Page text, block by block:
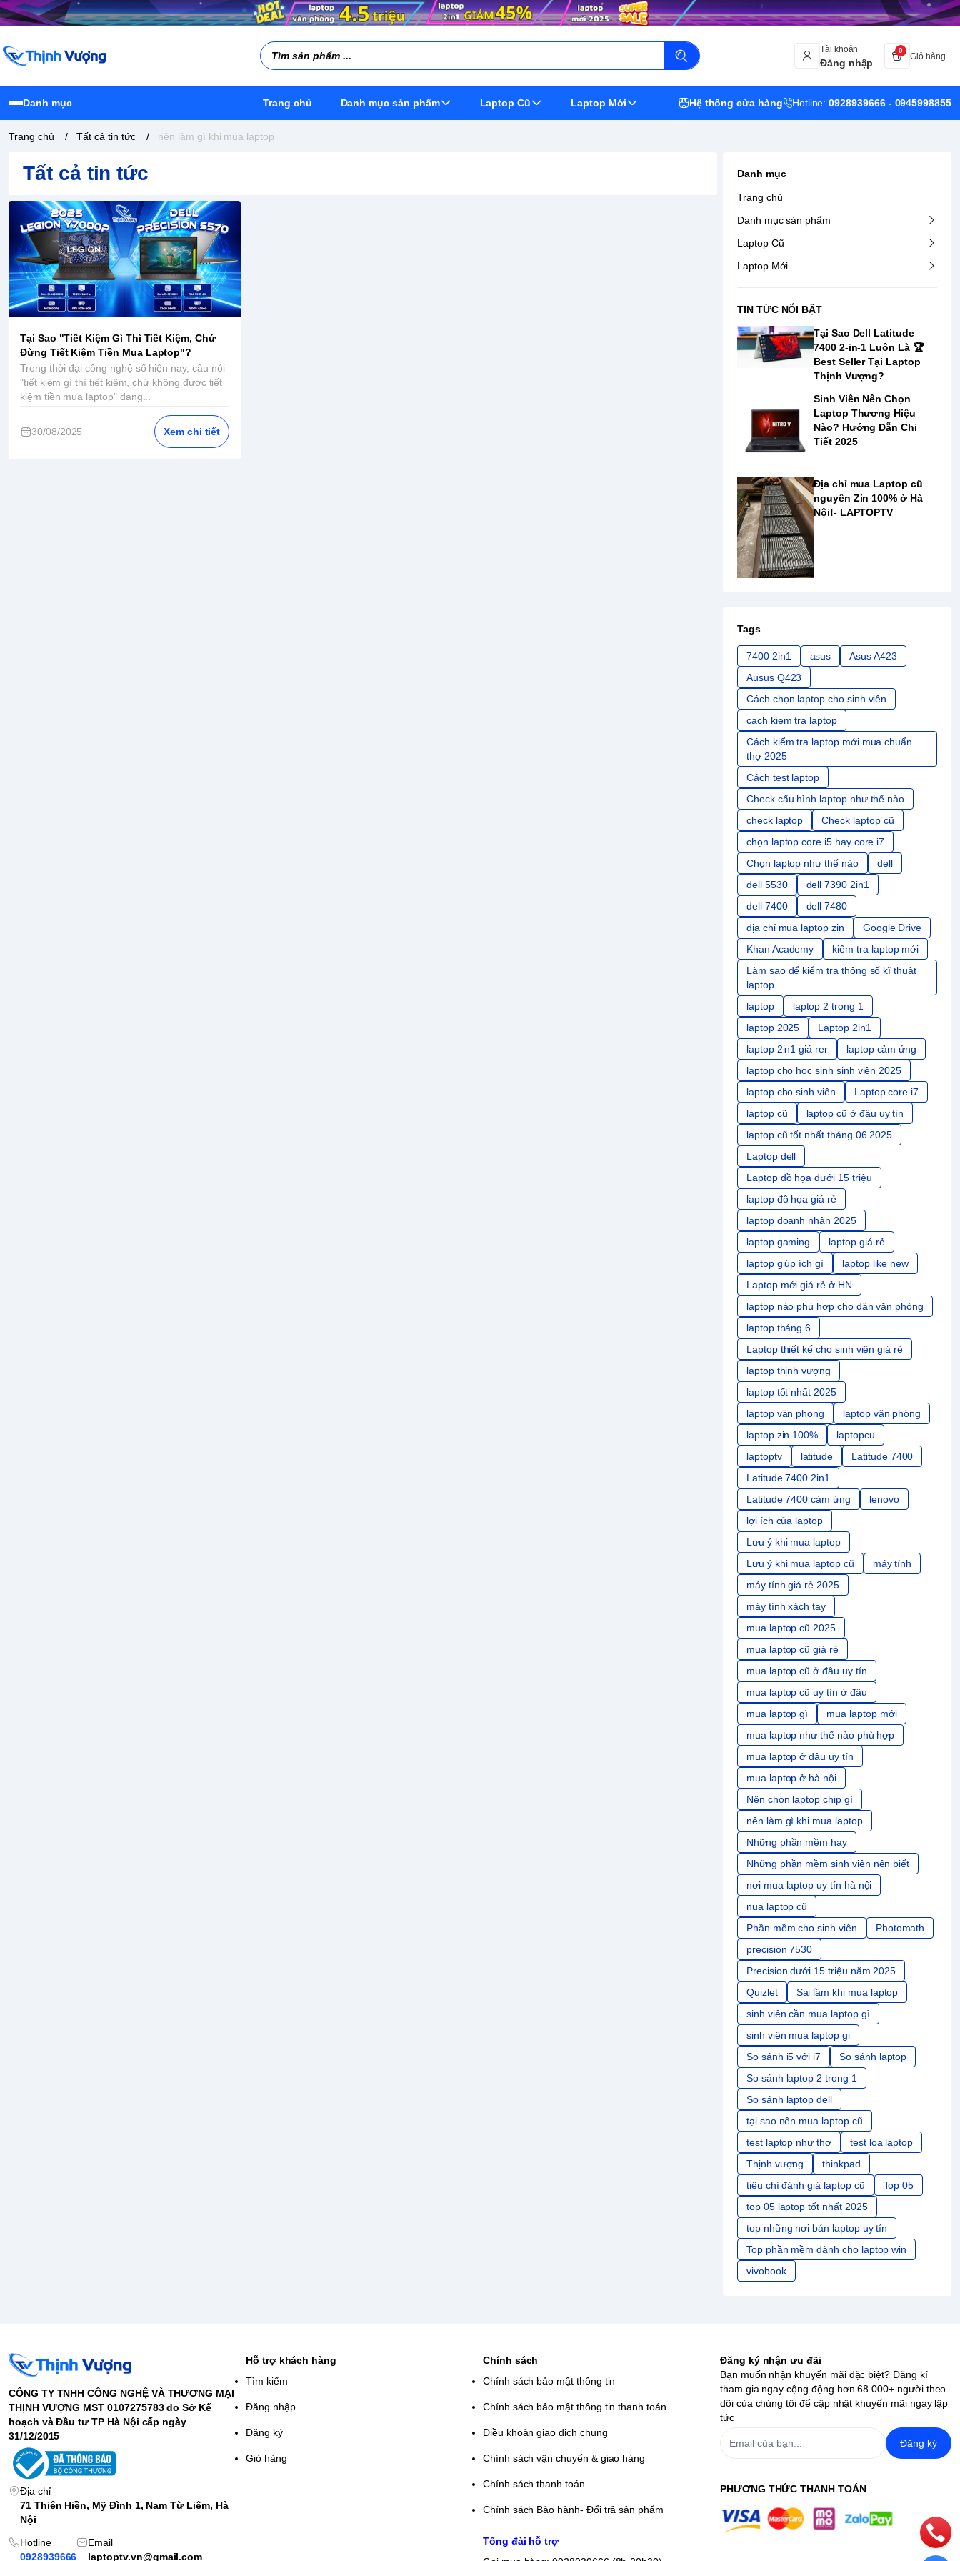
Tài khoản
Đăng nhập
0
Giỏ hàng
Danh mục Trang chủ Danh mục sản phẩm Laptop Cũ Laptop Mới Hệ thống cửa hàng Hotline:0928939666 - 0945998855
Trang chủ / Tất cả tin tức / nên làm gì khi mua laptop
Tất cả tin tức
Tại Sao "Tiết Kiệm Gì Thì Tiết Kiệm, Chứ
Đừng Tiết Kiệm Tiền Mua Laptop"?
Trong thời đại công nghệ số hiện nay, câu nói
"tiết kiệm gì thì tiết kiệm, chứ không được tiết
kiệm tiền mua laptop" đang...
30/08/2025 Xem chi tiết
Danh mục
Trang chủ
Danh mục sản phẩm
Laptop Cũ
Laptop Mới
TIN TỨC NỔI BẬT
Tại Sao Dell Latitude
7400 2-in-1 Luôn Là ️🏆
Best Seller Tại Laptop
Thịnh Vượng?
Sinh Viên Nên Chọn
Laptop Thương Hiệu
Nào? Hướng Dẫn Chi
Tiết 2025
Địa chỉ mua Laptop cũ
nguyên Zin 100% ở Hà
Nội!- LAPTOPTV
Tags
7400 2in1 asus
Asus A423
Ausus Q423
Cách chọn laptop cho sinh viên
cach kiem tra laptop
Cách kiểm tra laptop mới mua chuẩn
thợ 2025
Cách test laptop
Check cấu hình laptop như thế nào
check laptop
Check laptop cũ
chọn laptop core i5 hay core i7
Chọn laptop như thế nào
dell
dell 5530
dell 7390 2in1
dell 7400
dell 7480
địa chỉ mua laptop zin
Google Drive
Khan Academy
kiểm tra laptop mới
Làm sao để kiểm tra thông số kĩ thuật
laptop
laptop
laptop 2 trong 1
laptop 2025
Laptop 2in1
laptop 2in1 giá rer
laptop cảm ứng
laptop cho học sinh sinh viên 2025
laptop cho sinh viên
Laptop core i7
laptop cũ
laptop cũ ở đâu uy tín
laptop cũ tốt nhất tháng 06 2025
Laptop dell
Laptop đồ họa dưới 15 triệu
laptop đồ họa giá rẻ
laptop doanh nhân 2025
laptop gaming
laptop giá rẻ
laptop giúp ích gì
laptop like new
Laptop mới giá rẻ ở HN
laptop nào phù hợp cho dân văn phòng
laptop tháng 6
Laptop thiết kế cho sinh viên giá rẻ
laptop thịnh vượng
laptop tốt nhất 2025
laptop văn phong
laptop văn phòng
laptop zin 100%
laptopcu
laptoptv
latitude
Latitude 7400
Latitude 7400 2in1
Latitude 7400 cảm ứng
lenovo
lợi ích của laptop
Lưu ý khi mua laptop
Lưu ý khi mua laptop cũ
máy tính
máy tính giá rẻ 2025
máy tính xách tay
mua laptop cũ 2025
mua laptop cũ giá rẻ
mua laptop cũ ở đâu uy tín
mua laptop cũ uy tín ở đâu
mua laptop gì
mua laptop mới
mua laptop như thế nào phù hợp
mua laptop ở đâu uy tín
mua laptop ở hà nội
Nên chọn laptop chip gì
nên làm gì khi mua laptop
Những phần mềm hay
Những phần mềm sinh viên nên biết
nơi mua laptop uy tín hà nội
nua laptop cũ
Phần mềm cho sinh viên
Photomath
precision 7530
Precision dưới 15 triệu năm 2025
Quizlet
Sai lầm khi mua laptop
sinh viên cần mua laptop gì
sinh viên mua laptop gi
So sánh i5 với i7
So sánh laptop
So sánh laptop 2 trong 1
So sánh laptop dell
tại sao nên mua laptop cũ
test laptop như thợ
test loa laptop
Thịnh vượng
thinkpad
tiêu chí đánh giá laptop cũ
Top 05
top 05 laptop tốt nhất 2025
top những nơi bán laptop uy tín
Top phần mềm dành cho laptop win
vivobook
CÔNG TY TNHH CÔNG NGHỆ VÀ THƯƠNG MẠI
THỊNH VƯỢNG MST 0107275783 do Sở Kế
hoạch và Đầu tư TP Hà Nội cấp ngày
31/12/2015
Địa chỉ
71 Thiên Hiền, Mỹ Đình 1, Nam Từ Liêm, Hà
Nội
Hotline
0928939666
Email
laptoptv.vn@gmail.com
Hỗ trợ khách hàng
Tìm kiếm
Đăng nhập
Đăng ký
Giỏ hàng
Chính sách
Chính sách bảo mật thông tin
Chính sách bảo mật thông tin thanh toán
Điều khoản giao dịch chung
Chính sách vận chuyển & giao hàng
Chính sách thanh toán
Chính sách Bảo hành- Đổi trả sản phẩm
Tổng đài hỗ trợ
Đăng ký nhận ưu đãi
Bạn muốn nhận khuyến mãi đặc biệt? Đăng kí
tham gia ngay cộng động hơn 68.000+ người theo
dõi của chúng tôi để cập nhật khuyến mãi ngay lập
tức
Đăng ký
PHƯƠNG THỨC THANH TOÁN